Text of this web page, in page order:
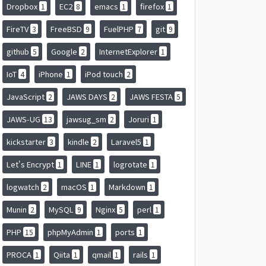
Dropbox 1 EC2 8 emacs 1 firefox 1
FireTV 3 FreeBSD 9 FuelPHP 7 git 9
github 5 Google 2 InternetExplorer 1
IoT 4 iPhone 1 iPod touch 2
JavaScript 2 JAWS DAYS 2 JAWS FESTA 5
JAWS-UG 13 jawsug_sm 2 Joruri 1
kickstarter 3 kindle 2 Laravel5 1
Let's Encrypt 1 LINE 1 logrotate 1
logwatch 2 macOS 1 Markdown 1
Munin 2 MySQL 9 Nginx 5 perl 1
PHP 15 phpMyAdmin 1 ports 1
PROCA 1 Qiita 1 qmail 1 rails 1